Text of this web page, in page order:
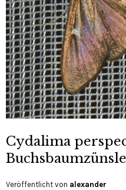
Cydalima
Veröffentlicht von alexander